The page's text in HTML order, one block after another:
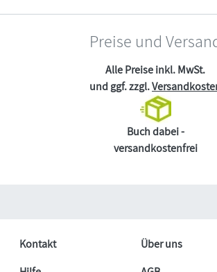
Preise und
Alle Preise inkl. MwSt.
und ggf. zzgl.
Buch dabei -
versandkostenfrei
Kontakt
Über uns